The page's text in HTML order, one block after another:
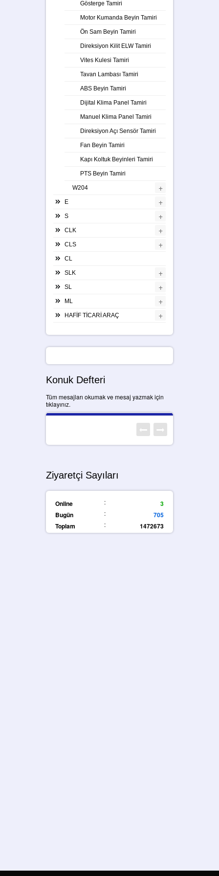
Gösterge Tamiri
Motor Kumanda Beyin Tamiri
Ön Sam Beyin Tamiri
Direksiyon Kilit ELW Tamiri
Vites Kulesi Tamiri
Tavan Lambası Tamiri
ABS Beyin Tamiri
Dijital Klima Panel Tamiri
Manuel Klima Panel Tamiri
Direksiyon Açı Sensör Tamiri
Fan Beyin Tamiri
Kapı Koltuk Beyinleri Tamiri
PTS Beyin Tamiri
W204 +
E +
S +
CLK +
CLS +
CL
SLK +
SL +
ML +
HAFİF TİCARİ ARAÇ +
Konuk Defteri
Tüm mesajları okumak ve mesaj yazmak için
tıklayınız.
Ziyaretçi Sayıları
Online :
3
Bugün
:
705
Toplam
: 1472673